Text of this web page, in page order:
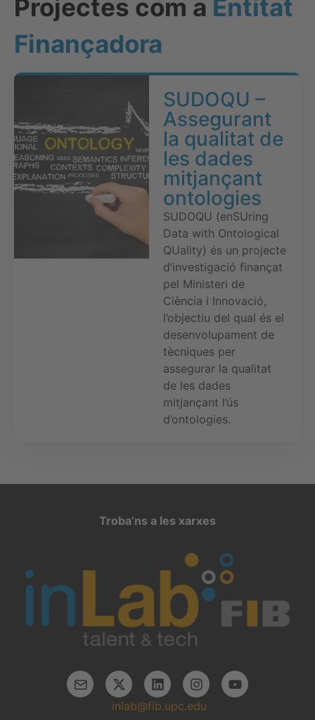
Projectes com a Entitat
Finançadora
SUDOQU –
Assegurant
la qualitat de
les dades
mitjançant
ontologies
SUDOQU (enSUring
Data with Ontological
QUality) és un projecte
d’investigació finançat
pel Ministeri de
Ciència i Innovació,
l’objectiu del qual és el
desenvolupament de
tècniques per
assegurar la qualitat
de les dades
mitjançant l’ús
d’ontologies.
Troba’ns a les xarxes
inlab@fib.upc.edu